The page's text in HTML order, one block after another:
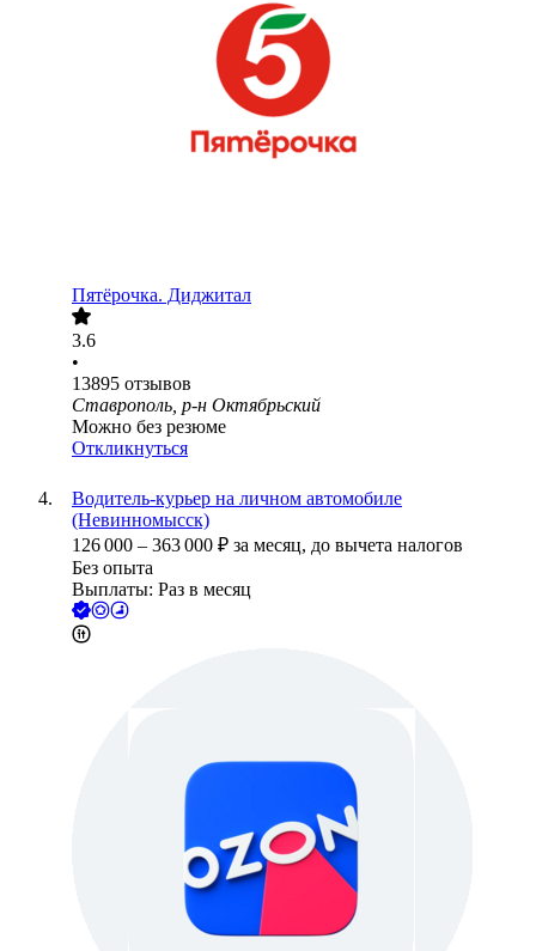
Пятёрочка. Диджитал
3.6
•
13895 отзывов
Ставрополь, р-н Октябрьский
Можно без резюме
Откликнуться
Водитель-курьер на личном автомобиле
(Невинномысск)
126 000 – 363 000 ₽ за месяц, до вычета налогов
Без опыта
Выплаты: Раз в месяц